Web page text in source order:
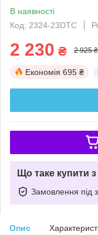
В наявності
Код: 2324-23DTC
2 230 ₴ 2 925 ₴
Економія 695 ₴
Що таке купити
Замовлення під
Опис